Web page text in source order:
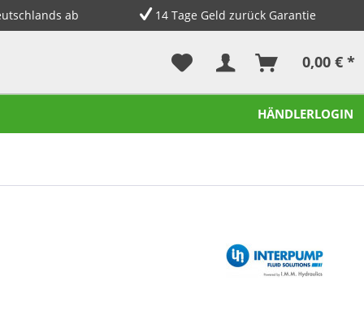
ab 14 Tage Geld zurück Garantie
0,00 € *
HÄNDLERLOGIN